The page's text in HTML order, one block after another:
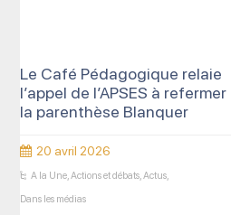
Le Café Pédagogique relaie
l’appel de l’APSES à refermer
la parenthèse Blanquer
20 avril 2026
A la Une,Actions et débats,Actus,
Dans les médias